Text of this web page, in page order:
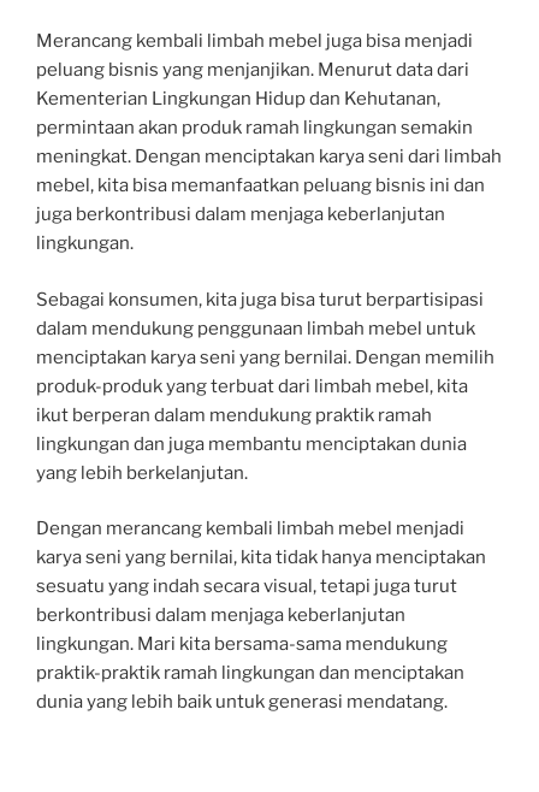
Merancang kembali limbah mebel juga bisa menjadi
peluang bisnis yang menjanjikan. Menurut data dari
Kementerian Lingkungan Hidup dan Kehutanan,
permintaan akan produk ramah lingkungan semakin
meningkat. Dengan menciptakan karya seni dari limbah
mebel, kita bisa memanfaatkan peluang bisnis ini dan
juga berkontribusi dalam menjaga keberlanjutan
lingkungan.
Sebagai konsumen, kita juga bisa turut berpartisipasi
dalam mendukung penggunaan limbah mebel untuk
menciptakan karya seni yang bernilai. Dengan memilih
produk-produk yang terbuat dari limbah mebel, kita
ikut berperan dalam mendukung praktik ramah
lingkungan dan juga membantu menciptakan dunia
yang lebih berkelanjutan.
Dengan merancang kembali limbah mebel menjadi
karya seni yang bernilai, kita tidak hanya menciptakan
sesuatu yang indah secara visual, tetapi juga turut
berkontribusi dalam menjaga keberlanjutan
lingkungan. Mari kita bersama-sama mendukung
praktik-praktik ramah lingkungan dan menciptakan
dunia yang lebih baik untuk generasi mendatang.